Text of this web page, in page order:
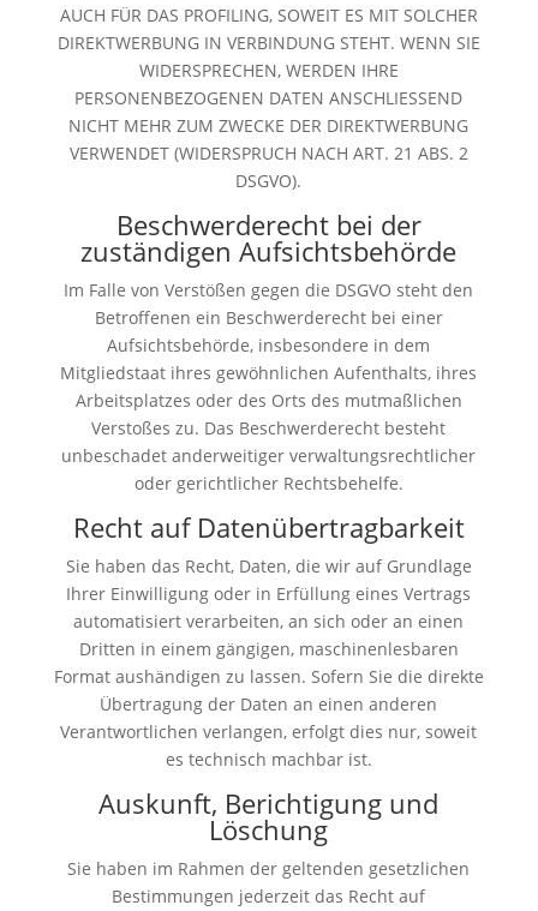
AUCH FÜR DAS PROFILING, SOWEIT ES MIT SOLCHER
DIREKTWERBUNG IN VERBINDUNG STEHT. WENN SIE
WIDERSPRECHEN, WERDEN IHRE
PERSONENBEZOGENEN DATEN ANSCHLIESSEND
NICHT MEHR ZUM ZWECKE DER DIREKTWERBUNG
VERWENDET (WIDERSPRUCH NACH ART. 21 ABS. 2
DSGVO).
Beschwerde­recht bei der
zuständigen Aufsichts­behörde
Im Falle von Verstößen gegen die DSGVO steht den
Betroffenen ein Beschwerderecht bei einer
Aufsichtsbehörde, insbesondere in dem
Mitgliedstaat ihres gewöhnlichen Aufenthalts, ihres
Arbeitsplatzes oder des Orts des mutmaßlichen
Verstoßes zu. Das Beschwerderecht besteht
unbeschadet anderweitiger verwaltungsrechtlicher
oder gerichtlicher Rechtsbehelfe.
Recht auf Daten­übertrag­barkeit
Sie haben das Recht, Daten, die wir auf Grundlage
Ihrer Einwilligung oder in Erfüllung eines Vertrags
automatisiert verarbeiten, an sich oder an einen
Dritten in einem gängigen, maschinenlesbaren
Format aushändigen zu lassen. Sofern Sie die direkte
Übertragung der Daten an einen anderen
Verantwortlichen verlangen, erfolgt dies nur, soweit
es technisch machbar ist.
Auskunft, Berichtigung und
Löschung
Sie haben im Rahmen der geltenden gesetzlichen
Bestimmungen jederzeit das Recht auf